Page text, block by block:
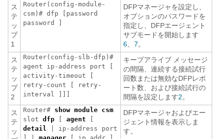
ス
テ
ッ
プ
1
Router(config-module-
csm)# dfp [password
password
DFPマネージャを設定し、
オプションのパスワードを
指定し、DFPエージェント
サブモードを開始します
6
7。
ス
テ
ッ
プ
2
Router(config-slb-dfp)#
agent ip-address port
activity-timeout
retry-count
retry-
interval
キープアライブ メッセージ
の間隔、連続する接続試行
回数または無効なDFPレポ
ート数、および接続試行の
間隔を設定します2。
ス
テ
ッ
Router# show module csm
slot dfp agent
detail
ip-address port
DFPマネージャおよびエー
ジェント情報を表示しま
す。